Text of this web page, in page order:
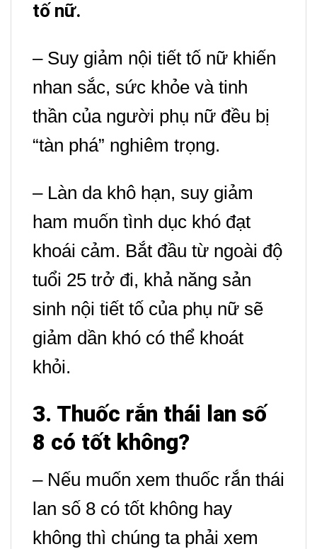
tố nữ.
– Suy giảm nội tiết tố nữ khiến
nhan sắc, sức khỏe và tinh
thần của người phụ nữ đều bị
“tàn phá” nghiêm trọng.
– Làn da khô hạn, suy giảm
ham muốn tình dục khó đạt
khoái cảm. Bắt đầu từ ngoài độ
tuổi 25 trở đi, khả năng sản
sinh nội tiết tố của phụ nữ sẽ
giảm dần khó có thể khoát
khỏi.
3. Thuốc rắn thái lan số
8 có tốt không?
– Nếu muốn xem thuốc rắn thái
lan số 8 có tốt không hay
không thì chúng ta phải xem